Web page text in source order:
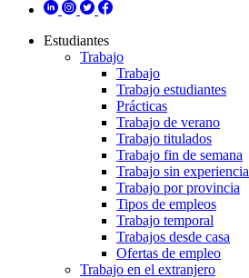
Estudiantes
Trabajo
Trabajo
Trabajo estudiantes
Prácticas
Trabajo de verano
Trabajo titulados
Trabajo fin de semana
Trabajo sin experiencia
Trabajo por provincia
Tipos de empleos
Trabajo temporal
Trabajos desde casa
Ofertas de empleo
Trabajo en el extranjero